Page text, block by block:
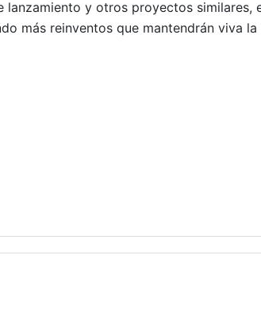
lanzamiento y otros proyectos similares,
más reinventos que mantendrán viva